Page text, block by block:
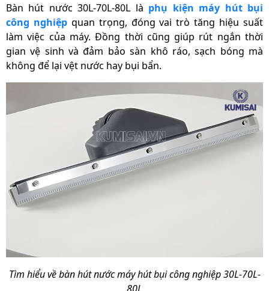
Bàn hút nước 30L-70L-80L là phụ kiện máy hút bụi
công nghiệpquan trọng, đóng vai trò tăng hiệu suất
làm việc của máy. Đồng thời cũng giúp rút ngắn thời
gian vệ sinh và đảm bảo sàn khô ráo, sạch bóng mà
không để lại vệt nước hay bụi bẩn.
Tìm hiểu về bàn hút nước máy hút bụi công nghiệp 30L-70L-